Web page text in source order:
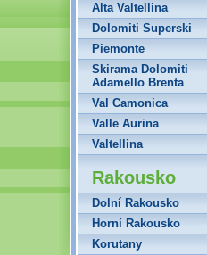
Alta Valtellina
Dolomiti Superski
Piemonte
Skirama Dolomiti
Adamello Brenta
Val Camonica
Valle Aurina
Valtellina
Rakousko
Dolní Rakousko
Horní Rakousko
Korutany